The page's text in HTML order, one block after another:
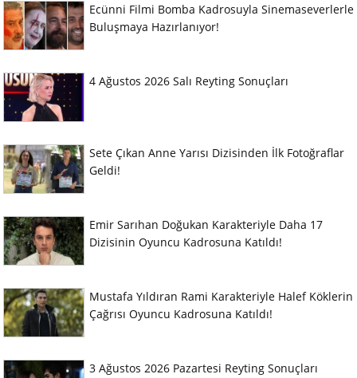
Ecünni Filmi Bomba Kadrosuyla Sinemaseverlerle
Buluşmaya Hazırlanıyor!
4 Ağustos 2026 Salı Reyting Sonuçları
Sete Çıkan Anne Yarısı Dizisinden İlk Fotoğraflar
Geldi!
Emir Sarıhan Doğukan Karakteriyle Daha 17
Dizisinin Oyuncu Kadrosuna Katıldı!
Mustafa Yıldıran Rami Karakteriyle Halef Köklerin
Çağrısı Oyuncu Kadrosuna Katıldı!
3 Ağustos 2026 Pazartesi Reyting Sonuçları